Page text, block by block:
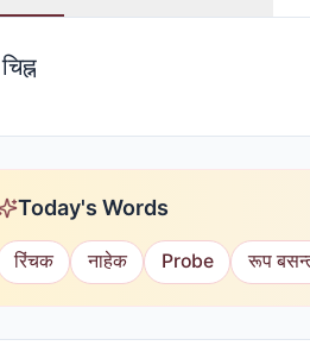
चिह्न
Today's Words
रिंचक नाहेक Probe रूप